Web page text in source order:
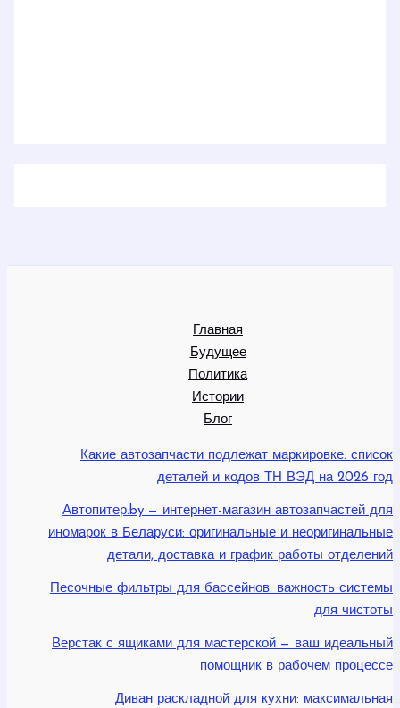
Главная
Будущее
Политика
Истории
Блог
Какие автозапчасти подлежат маркировке: список
деталей и кодов ТН ВЭД на 2026 год
Автопитер.by — интернет-магазин автозапчастей для
иномарок в Беларуси: оригинальные и неоригинальные
детали, доставка и график работы отделений
Песочные фильтры для бассейнов: важность системы
для чистоты
Верстак с ящиками для мастерской — ваш идеальный
помощник в рабочем процессе
Диван раскладной для кухни: максимальная